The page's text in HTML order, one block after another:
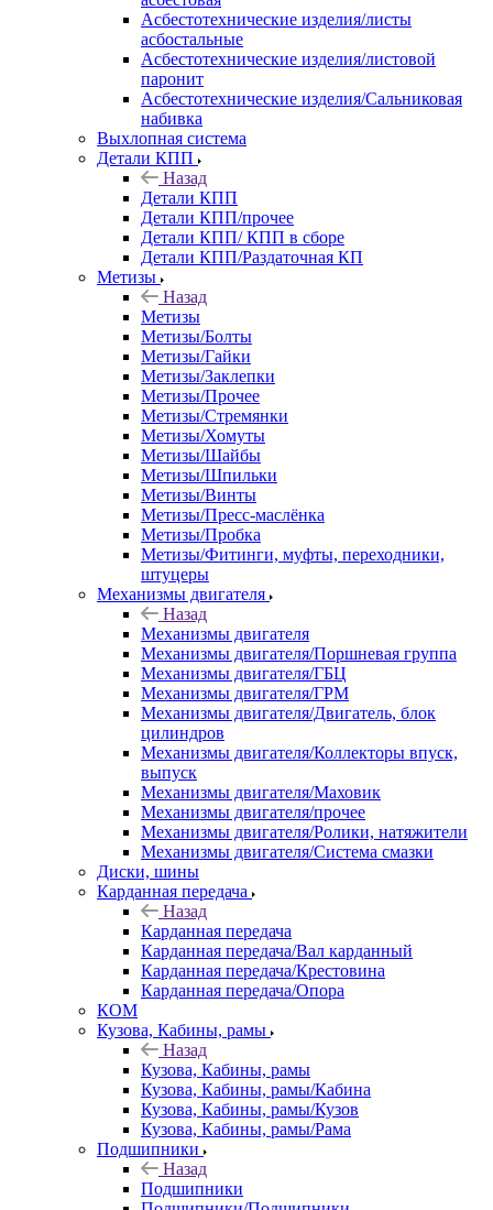
Асбестотехнические изделия/листы
асбостальные
Асбестотехнические изделия/листовой
паронит
Асбестотехнические изделия/Сальниковая
набивка
Выхлопная система
Детали КПП
Назад
Детали КПП
Детали КПП/прочее
Детали КПП/ КПП в сборе
Детали КПП/Раздаточная КП
Метизы
Назад
Метизы
Метизы/Болты
Метизы/Гайки
Метизы/Заклепки
Метизы/Прочее
Метизы/Стремянки
Метизы/Хомуты
Метизы/Шайбы
Метизы/Шпильки
Метизы/Винты
Метизы/Пресс-маслёнка
Метизы/Пробка
Метизы/Фитинги, муфты, переходники,
штуцеры
Механизмы двигателя
Назад
Механизмы двигателя
Механизмы двигателя/Поршневая группа
Механизмы двигателя/ГБЦ
Механизмы двигателя/ГРМ
Механизмы двигателя/Двигатель, блок
цилиндров
Механизмы двигателя/Коллекторы впуск,
выпуск
Механизмы двигателя/Маховик
Механизмы двигателя/прочее
Механизмы двигателя/Ролики, натяжители
Механизмы двигателя/Система смазки
Диски, шины
Карданная передача
Назад
Карданная передача
Карданная передача/Вал карданный
Карданная передача/Крестовина
Карданная передача/Опора
КОМ
Кузова, Кабины, рамы
Назад
Кузова, Кабины, рамы
Кузова, Кабины, рамы/Кабина
Кузова, Кабины, рамы/Кузов
Кузова, Кабины, рамы/Рама
Подшипники
Назад
Подшипники